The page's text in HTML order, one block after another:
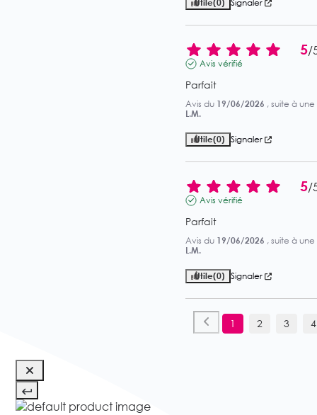
Utile(0) Signaler
5/
Avis vérifié
Parfait
Avis du 19/06/2026 , suite à
L.M.
Utile(0) Signaler
5/
Avis vérifié
Parfait
Avis du 19/06/2026 , suite à
L.M.
Utile(0) Signaler
1 2 3 4